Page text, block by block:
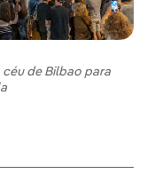
de Bilbao para